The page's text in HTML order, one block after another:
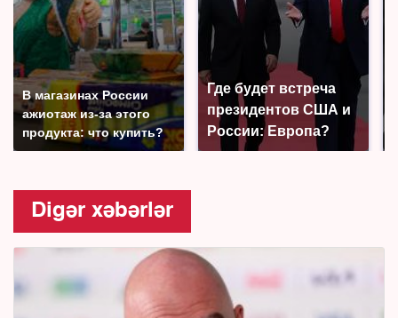
В магазинах России
ажиотаж из-за этого
продукта: что купить?
Где будет встреча
президентов США и
России: Европа?
Digər xəbərlər